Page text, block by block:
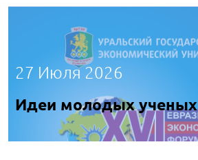
27 Июля 2026
Идеи молодых ученых